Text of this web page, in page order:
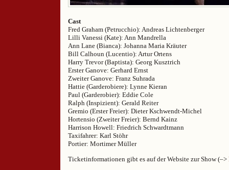
Cast
Fred Graham (Petrucchio): Andreas Lichtenberger
Lilli Vanessi (Kate): Ann Mandrella
Ann Lane (Bianca): Johanna Maria Kräuter
Bill Calhoun (Lucentio): Artur Ortens
Harry Trevor (Baptista): Georg Kusztrich
Erster Ganove: Gerhard Ernst
Zweiter Ganove: Franz Suhrada
Hattie (Garderobiere): Lynne Kieran
Paul (Garderobier): Eddie Cole
Ralph (Inspizient): Gerald Reiter
Gremio (Erster Freier): Dieter Kschwendt-Michel
Hortensio (Zweiter Freier): Bernd Kainz
Harrison Howell: Friedrich Schwardtmann
Taxifahrer: Karl Stöhr
Portier: Mortimer Müller
Ticketinformationen gibt es auf der Website zur Show (–>